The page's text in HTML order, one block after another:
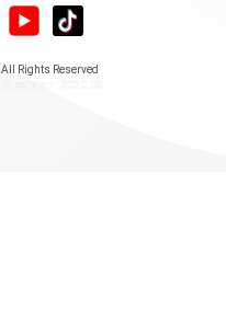
, All Rights Reserved